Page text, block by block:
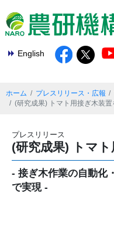
English
ホーム プレスリリース・広報
(研究成果) トマト用接ぎ木装置
プレスリリース
(研究成果) トマ
- 接ぎ木作業の自動化
で実現 -